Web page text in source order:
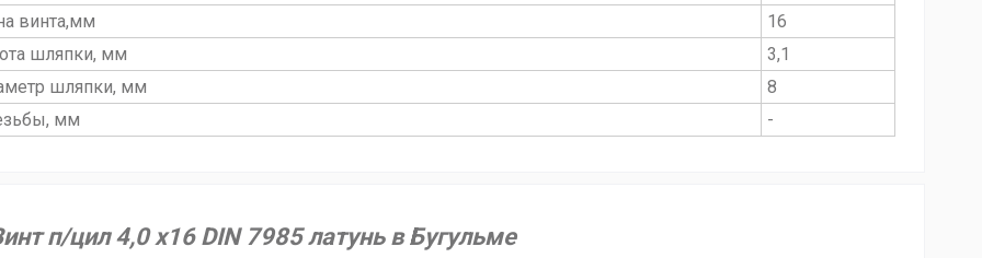
винта,мм
16
шляпки, мм
3,1
шляпки, мм
8
мм
-
п/цил 4,0 х16 DIN 7985 латунь в Бугульме